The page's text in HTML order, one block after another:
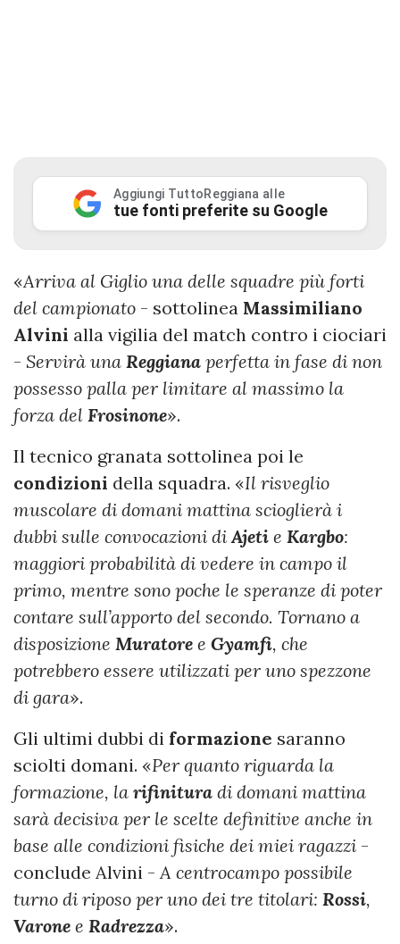
Aggiungi TuttoReggiana alle
tue fonti preferite su Google
«Arriva al Giglio una delle squadre più forti
del campionato - sottolinea Massimiliano
Alvini alla vigilia del match contro i ciociari
- Servirà una Reggiana perfetta in fase di non
possesso palla per limitare al massimo la
forza del Frosinone».
Il tecnico granata sottolinea poi le
condizioni della squadra. «Il risveglio
muscolare di domani mattina scioglierà i
dubbi sulle convocazioni diAjeti e Kargbo:
maggiori probabilità di vedere in campo il
primo, mentre sono poche le speranze di poter
contare sull’apporto del secondo. Tornano a
disposizione Muratore e Gyamfi, che
potrebbero essere utilizzati per uno spezzone
di gara».
Gli ultimi dubbi di formazione saranno
sciolti domani. «Per quanto riguarda la
formazione, la rifinitura di domani mattina
sarà decisiva per le scelte definitive anche in
base alle condizioni fisiche dei miei ragazzi -
conclude Alvini - A centrocampo possibile
turno di riposo per uno dei tre titolari: Rossi,
Varone e Radrezza».